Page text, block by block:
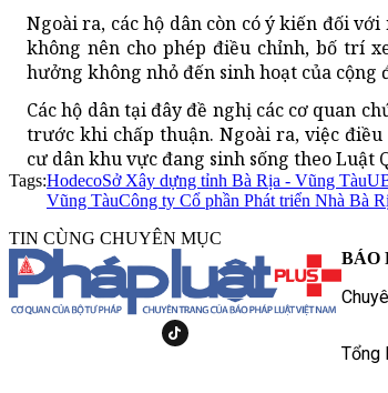
Ngoài ra, các hộ dân còn có ý kiến đối
không nên cho phép điều chỉnh, bố trí
hưởng không nhỏ đến sinh hoạt của cộng
Các hộ dân tại đây đề nghị các cơ quan
trước khi chấp thuận. Ngoài ra, việc
cư dân khu vực đang sinh sống theo Luật
Tags:HodecoSở Xây dựng tỉnh Bà Rịa - Vũng Tàu
Vũng TàuCông ty Cổ phần Phát triển Nhà Bà
TIN CÙNG CHUYÊN MỤC
BÁO
Tổng